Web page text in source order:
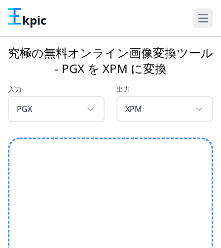
kpic
究極の無料オンライン画像変換ツール
- PGX を XPM に変換
入力
PGX
出力
XPM